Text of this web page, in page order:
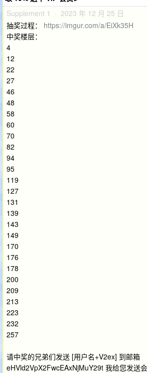
Supplement 1 · 2023 年 12 月 25 日
抽奖过程： https://imgur.com/a/EiXk35H
中奖楼层：
4
12
22
27
46
48
58
60
70
82
94
95
119
127
131
139
143
149
170
176
178
200
209
213
223
232
257
请中奖的兄弟们发送 [用户名+V2ex] 到邮箱
eHVld2VpX2FwcEAxNjMuY29t 我给您发送会